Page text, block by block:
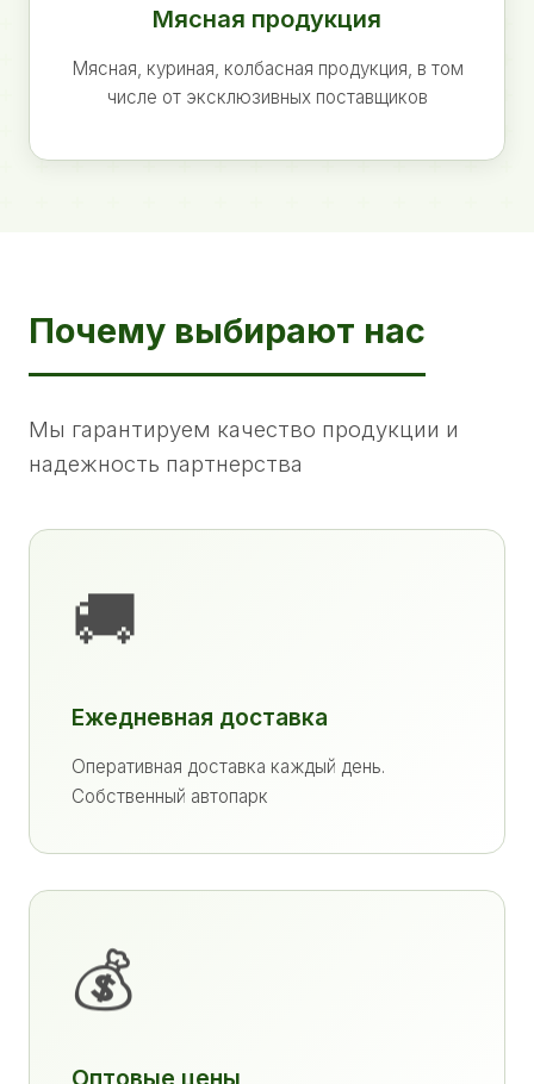
Мясная продукция
Мясная, куриная, колбасная продукция, в том
числе от эксклюзивных поставщиков
Почему выбирают нас
Мы гарантируем качество продукции и
надежность партнерства
🚚
Ежедневная доставка
Оперативная доставка каждый день.
Собственный автопарк
💰
Оптовые цены